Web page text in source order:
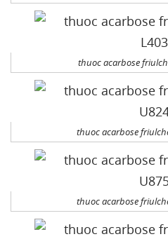
thuoc acarbose
thuoc acarbose
thuoc acarbose